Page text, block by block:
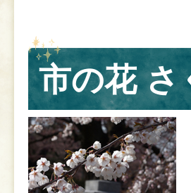
市の花 さ